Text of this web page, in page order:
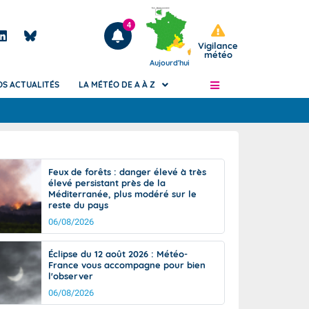
Articles
4
Aujourd'hui
Vigilance
météo
de
Phénomènes dangereux de J+2 à J+7
Avertissement pluies intenses à l'échelle
des communes (Apic)
Bulletins Marine
d'avalanche
Météo des forêts
Vigicrues
ACTUALITÉS LA MÉTÉO DE A À Z
Feux de forêts : danger élevé à très
élevé persistant près de la
Méditerranée, plus modéré sur le
reste du pays
06/08/2026
Éclipse du 12 août 2026 : Météo-
France vous accompagne pour bien
l'observer
06/08/2026